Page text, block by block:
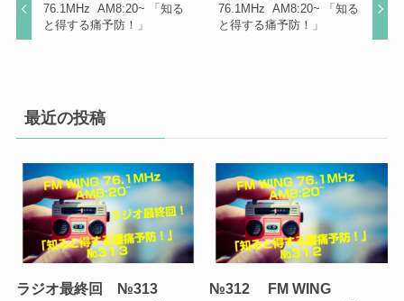
76.1MHz AM8:20~ 「知る
と得する痛予防！」
76.1MHz AM8:20~ 「知る
と得する痛予防！」
最近の投稿
ラジオ最終回 №313
№312 FM WING